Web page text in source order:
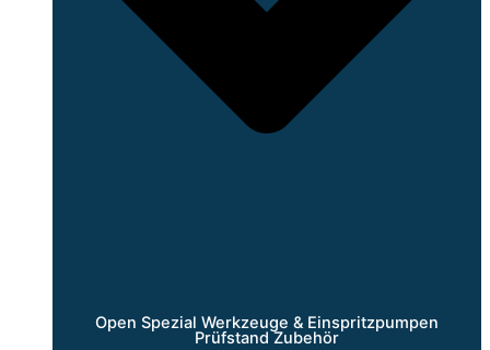
Open Spezial Werkzeuge & Einspritzpumpen
Prüfstand Zubehör